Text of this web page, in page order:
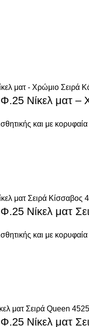
Φ.25 Νίκελ ματ
και με
Φ.25 Νίκελ ματ
και με
Φ.25 Νίκελ ματ